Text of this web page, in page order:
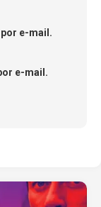
e-mail.
e-mail.